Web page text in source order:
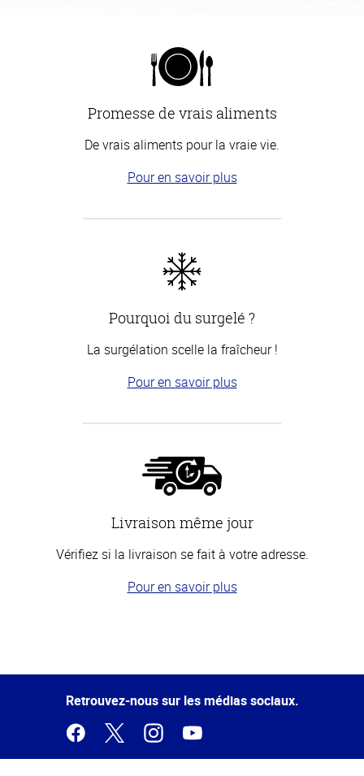
Promesse de vrais aliments
De vrais aliments pour la vraie vie.
Pour en savoir plus
Pourquoi du surgelé ?
La surgélation scelle la fraîcheur !
Pour en savoir plus
Livraison même jour
Vérifiez si la livraison se fait à votre adresse.
Pour en savoir plus
de la
Retrouvez-nous sur les médias sociaux.